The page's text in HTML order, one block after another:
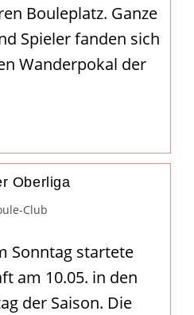
Bouleplatz. Ganze
Spieler fanden sich
Wanderpokal der
Oberliga
Club
Sonntag startete
am 10.05. in den
der Saison. Die